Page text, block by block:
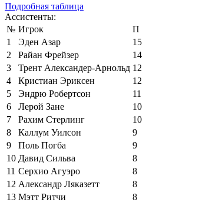
Подробная таблица
Ассистенты:
№ Игрок
П
1
Эден Азар
15
2
Райан Фрейзер
14
3
Трент Александер-Арнольд 12
4
Кристиан Эриксен
12
5
Эндрю Робертсон
11
6
Лерой Зане
10
7
Рахим Стерлинг
10
8
Каллум Уилсон
9
9
Поль Погба
9
10 Давид Сильва
8
11 Серхио Агуэро
8
12 Александр Ляказетт
8
13 Мэтт Ритчи
8